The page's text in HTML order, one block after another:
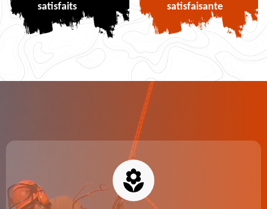
satisfaits
satisfaisante